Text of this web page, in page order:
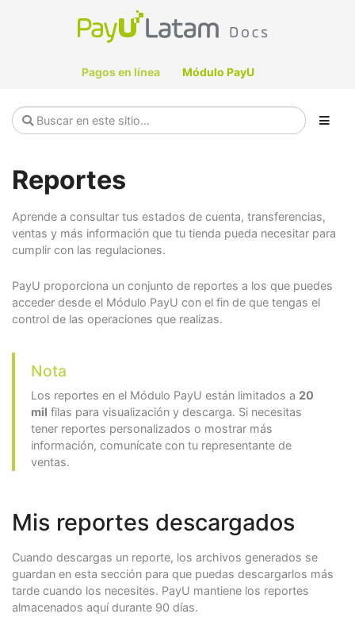
Pagos en línea Módulo PayU
Reportes
Aprende a consultar tus estados de cuenta, transferencias,
ventas y más información que tu tienda pueda necesitar para
cumplir con las regulaciones.
PayU proporciona un conjunto de reportes a los que puedes
acceder desde el Módulo PayU con el fin de que tengas el
control de las operaciones que realizas.
Nota
Los reportes en el Módulo PayU están limitados a 20
mil filas para visualización y descarga. Si necesitas
tener reportes personalizados o mostrar más
información, comunícate con tu representante de
ventas.
Mis reportes descargados
Cuando descargas un reporte, los archivos generados se
guardan en esta sección para que puedas descargarlos más
tarde cuando los necesites. PayU mantiene los reportes
almacenados aquí durante 90 días.